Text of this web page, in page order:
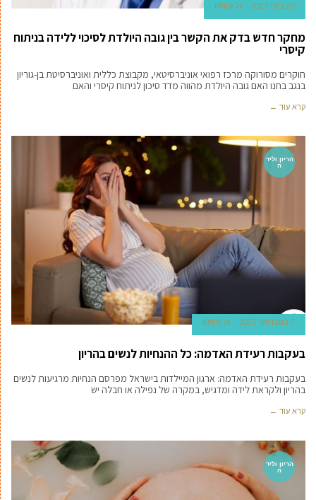
20 ביוני 2023 גל טוויטו
מחקר חדש בדק את הקשר בין גובה היולדת לסיכוי ללידה בניתוח
קיסרי
חוקרים מסורוקה מרכז רפואי אוניברסיטאי, מקבוצת כללית ואוניברסיטת בן-גוריון
בנגב בחנו האם גובה היולדת מהווה מדד סיכון לניתוח קיסרי והאם
קרא עוד ←
הריון וליד
ה
7 בפברואר 2023 גל טוויטו
בעקבות רעידת האדמה: כל ההנחיות לנשים בהריון
בעקבות רעידת האדמה: ארגון המיילדות בישראל מפרסם הנחיות מרגיעות לנשים
בהריון ולקראת לידה ומדגיש, במקרה של נפילה או חבלה יש
קרא עוד ←
הריון וליד
ה